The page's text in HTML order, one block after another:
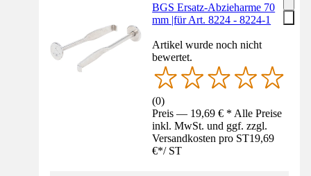
BGS Ersatz-Abzieharme 70
mm |für Art. 8224 - 8224-1
Artikel wurde noch nicht
bewertet.
(0)
Preis — 19,69 € * Alle Preise
inkl. MwSt. und ggf. zzgl.
Versandkosten pro ST19,69
€*/ ST